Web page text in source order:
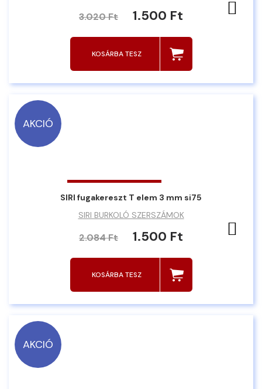
3.020 Ft 1.500 Ft
KOSÁRBA TESZ
AKCIÓ
SIRI fugakereszt T elem 3 mm si75
SIRI BURKOLÓ SZERSZÁMOK
2.084 Ft 1.500 Ft
KOSÁRBA TESZ
AKCIÓ